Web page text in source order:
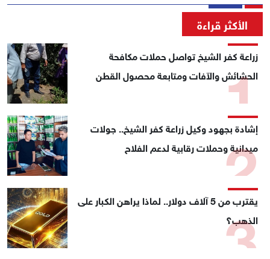
الأكثر قراءة
1
زراعة كفر الشيخ تواصل حملات مكافحة
الحشائش والآفات ومتابعة محصول القطن
2
إشادة بجهود وكيل زراعة كفر الشيخ.. جولات
ميدانية وحملات رقابية لدعم الفلاح
3
يقترب من 5 آلاف دولار.. لماذا يراهن الكبار على
الذهب؟